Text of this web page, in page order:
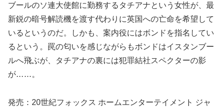
ブールのソ連大使館に勤務するタチアナという女性が、最
新鋭の暗号解読機を渡す代わりに英国への亡命を希望して
いるというのだ。しかも、案内役にはボンドを指名してい
るという。罠の匂いを感じながらもボンドはイスタンブー
ルへ飛ぶが、タチアナの裏には犯罪結社スペクターの影
が……。
発売：20世紀フォックス ホームエンターテイメント ジャ